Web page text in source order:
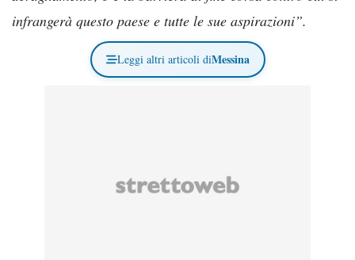
infrangerà questo paese e tutte le sue aspirazioni”.
Leggi altri articoli diMessina